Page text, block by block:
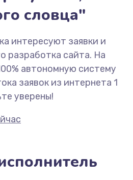
словца"
интересуют заявки и
разработка сайта. На
автономную систему
заявок из интернета 1
уверены!